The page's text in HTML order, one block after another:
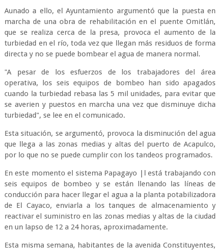
Aunado a ello, el Ayuntamiento argumentó que la puesta en
marcha de una obra de rehabilitación en el puente Omitlán,
que se realiza cerca de la presa, provoca el aumento de la
turbiedad en el río, toda vez que llegan más residuos de forma
directa y no se puede bombear el agua de manera normal.
"A pesar de los esfuerzos de los trabajadores del área
operativa, los seis equipos de bombeo han sido apagados
cuando la turbiedad rebasa las 5 mil unidades, para evitar que
se averien y puestos en marcha una vez que disminuye dicha
turbiedad", se lee en el comunicado.
Esta situación, se argumentó, provoca la disminución del agua
que llega a las zonas medias y altas del puerto de Acapulco,
por lo que no se puede cumplir con los tandeos programados.
En este momento el sistema Papagayo |l está trabajando con
seis equipos de bombeo y se están llenando las líneas de
conducción para hacer llegar el agua a la planta potabilizadora
de El Cayaco, enviarla a los tanques de almacenamiento y
reactivar el suministro en las zonas medias y altas de la ciudad
en un lapso de 12 a 24 horas, aproximadamente.
Esta misma semana, habitantes de la avenida Constituyentes,